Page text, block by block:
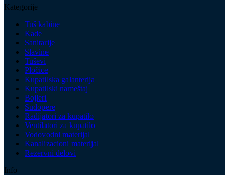
Kategorije
Tuš kabine
Kade
Sanitarije
Slavine
Tuševi
Pločice
Kupatilska galanterija
Kupatilski nameštaj
Bojleri
Sudopere
Radijatori za kupatilo
Ventilatori za kupatilo
Vodovodni materijal
Kanalizacioni materijal
Rezervni delovi
Info